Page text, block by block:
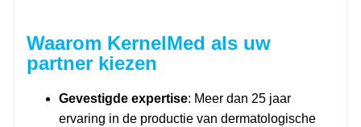
Waarom KernelMed als uw
partner kiezen
Gevestigde expertise: Meer dan 25 jaar
ervaring in de productie van dermatologische